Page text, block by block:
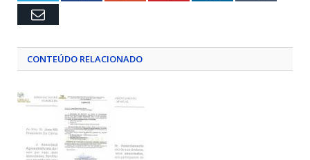
Email
CONTEÚDO RELACIONADO